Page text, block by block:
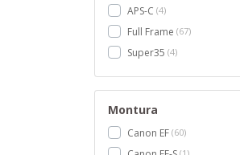
APS-C 4
Full Frame 67
Super35 4
Montura
Canon EF 60